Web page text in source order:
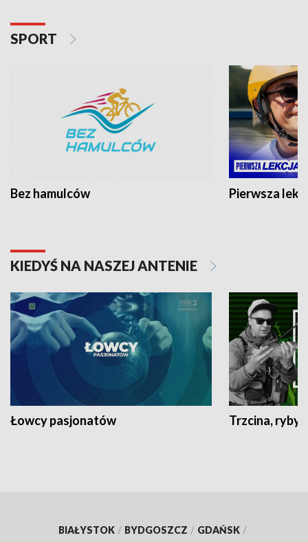
SPORT
Bez hamulców Pierwsza
KIEDYŚ NA NASZEJ ANTENIE
Łowcy pasjonatów Trzcina, ryby
BIAŁYSTOK / BYDGOSZCZ / GDAŃSK /